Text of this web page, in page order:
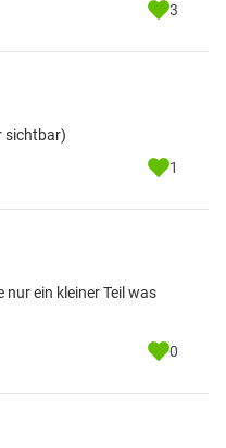
3
sichtbar)
1
nur ein kleiner Teil was
0